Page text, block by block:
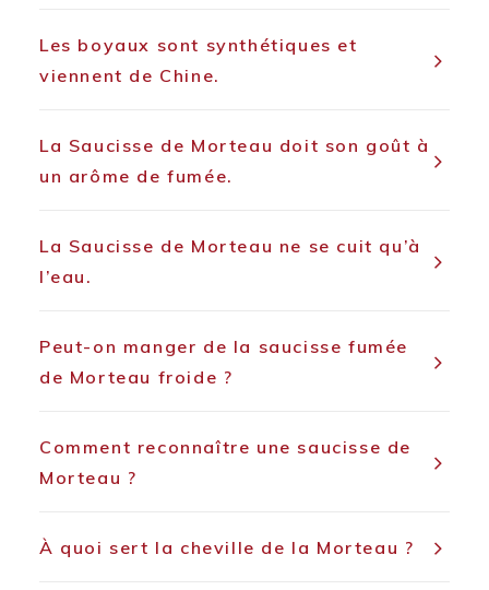
Les boyaux sont synthétiques et
viennent de Chine.
La Saucisse de Morteau doit son goût à
un arôme de fumée.
La Saucisse de Morteau ne se cuit qu’à
l’eau.
Peut-on manger de la saucisse fumée
de Morteau froide ?
Comment reconnaître une saucisse de
Morteau ?
À quoi sert la cheville de la Morteau ?